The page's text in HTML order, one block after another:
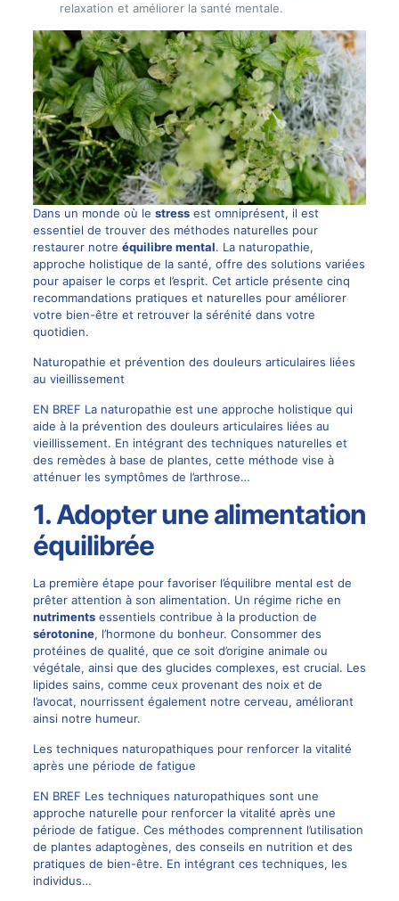
relaxation et améliorer la santé mentale.
Dans un monde où le stressest omniprésent, il est
essentiel de trouver des méthodes naturelles pour
restaurer notre équilibre mental. La naturopathie,
approche holistique de la santé, offre des solutions variées
pour apaiser le corps et l’esprit. Cet article présente cinq
recommandations pratiques et naturelles pour améliorer
votre bien-être et retrouver la sérénité dans votre
quotidien.
Naturopathie et prévention des douleurs articulaires liées
au vieillissement
EN BREF La naturopathie est une approche holistique qui
aide à la prévention des douleurs articulaires liées au
vieillissement. En intégrant des techniques naturelles et
des remèdes à base de plantes, cette méthode vise à
atténuer les symptômes de l’arthrose…
1. Adopter une alimentation
équilibrée
La première étape pour favoriser l’équilibre mental est de
prêter attention à son alimentation. Un régime riche en
nutrimentsessentiels contribue à la production de
sérotonine, l’hormone du bonheur. Consommer des
protéines de qualité, que ce soit d’origine animale ou
végétale, ainsi que des glucides complexes, est crucial. Les
lipides sains, comme ceux provenant des noix et de
l’avocat, nourrissent également notre cerveau, améliorant
ainsi notre humeur.
Les techniques naturopathiques pour renforcer la vitalité
après une période de fatigue
EN BREF Les techniques naturopathiques sont une
approche naturelle pour renforcer la vitalité après une
période de fatigue. Ces méthodes comprennent l’utilisation
de plantes adaptogènes, des conseils en nutrition et des
pratiques de bien-être. En intégrant ces techniques, les
individus…